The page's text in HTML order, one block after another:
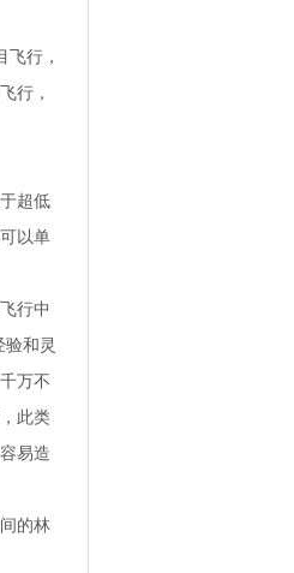
行，
行，
超低
以单
行中
验和灵
万不
此类
易造
的林